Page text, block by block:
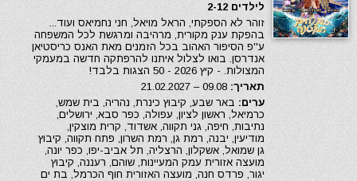
לילדים 2-12
זוהר לא הספקתי, הראל מויאל, חני נחמיאס ועוד...
בהפקת ענק מקורית, מרהיבה ומרגשת לכל המשפחה
ע''פ הסיפור האהוב בכל הזמנים מאת האנס כריסטיאן
אנדרסן. בואו לצלול איתנו להרפתקה חדשה במעמקי
המצולות. - קיץ 2026 - 50 הצגות בלבד!
תאריך:
ערים: באר שבע, קיבוץ כינרת, נהריה, בית שמש,
כרמיאל, ראשון לציון, עפולה, כפר סבא, ירושלים,
נתיבות, חיפה, גני תקווה, אשדוד, קרית מוצקין,
מודיעין, יבנה, רמת גן, רמת השרון, פתח תקווה, קיבוץ
גן שמואל, אשקלון, הרצליה, תל אביב-יפו, כפר יונה,
מועצה אזורית עמק המעיינות, שוהם, רעננה, קיבוץ
יגור, פרדס חנה, מועצה האזורית חוף הכרמל, בת ים